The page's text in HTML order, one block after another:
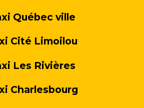
Québec ville
Cité Limoilou
Les Rivières
Charlesbourg